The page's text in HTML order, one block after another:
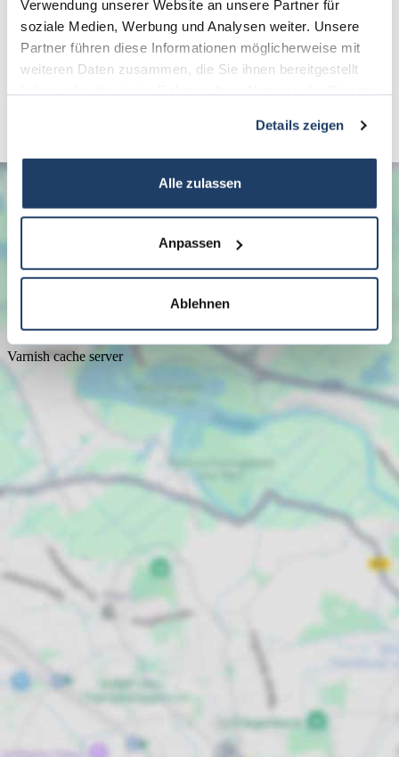
Verwendung unserer Website an unsere Partner für
soziale Medien, Werbung und Analysen weiter. Unsere
Partner führen diese Informationen möglicherweise mit
weiteren Daten zusammen, die Sie ihnen bereitgestellt
Details zeigen
Alle zulassen
Anpassen
Ablehnen
Links